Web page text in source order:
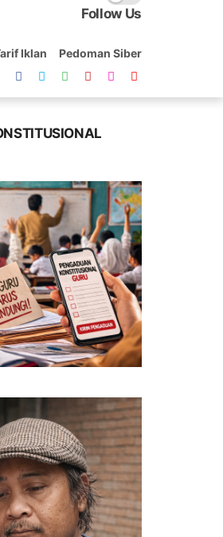
Follow Us
Iklan Pedoman Siber